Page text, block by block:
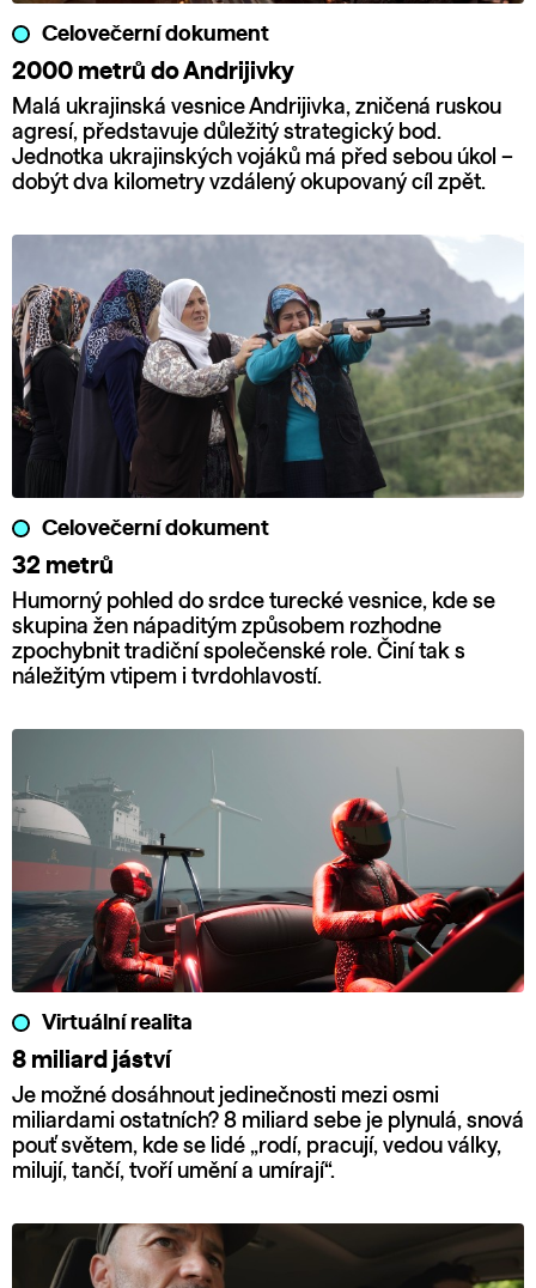
Celovečerní dokument
2000 metrů do Andrijivky
Malá ukrajinská vesnice Andrijivka, zničená ruskou
agresí, představuje důležitý strategický bod.
Jednotka ukrajinských vojáků má před sebou úkol –
dobýt dva kilometry vzdálený okupovaný cíl zpět.
Celovečerní dokument
32 metrů
Humorný pohled do srdce turecké vesnice, kde se
skupina žen nápaditým způsobem rozhodne
zpochybnit tradiční společenské role. Činí tak s
náležitým vtipem i tvrdohlavostí.
Virtuální realita
8 miliard jáství
Je možné dosáhnout jedinečnosti mezi osmi
miliardami ostatních? 8 miliard sebe je plynulá, snová
pouť světem, kde se lidé „rodí, pracují, vedou války,
milují, tančí, tvoří umění a umírají“.